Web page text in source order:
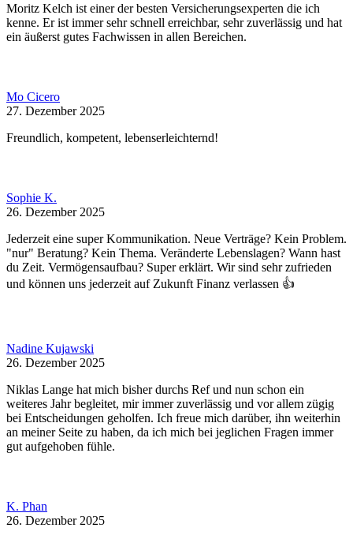
Moritz Kelch ist einer der besten Versicherungsexperten die ich
kenne. Er ist immer sehr schnell erreichbar, sehr zuverlässig und hat
ein äußerst gutes Fachwissen in allen Bereichen.
Mo Cicero
27. Dezember 2025
Freundlich, kompetent, lebenserleichternd!
Sophie K.
26. Dezember 2025
Jederzeit eine super Kommunikation. Neue Verträge? Kein Problem.
"nur" Beratung? Kein Thema. Veränderte Lebenslagen? Wann hast
du Zeit. Vermögensaufbau? Super erklärt. Wir sind sehr zufrieden
und können uns jederzeit auf Zukunft Finanz verlassen 👍
Nadine Kujawski
26. Dezember 2025
Niklas Lange hat mich bisher durchs Ref und nun schon ein
weiteres Jahr begleitet, mir immer zuverlässig und vor allem zügig
bei Entscheidungen geholfen. Ich freue mich darüber, ihn weiterhin
an meiner Seite zu haben, da ich mich bei jeglichen Fragen immer
gut aufgehoben fühle.
K. Phan
26. Dezember 2025